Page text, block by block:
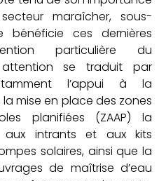
maraîcher, sous-
bénéficie ces dernières
particulière du
attention se traduit par
l’appui à la
mise en place des zones
planifiées (ZAAP) la
aux intrants et aux kits
solaires, ainsi que la
de maîtrise d’eau